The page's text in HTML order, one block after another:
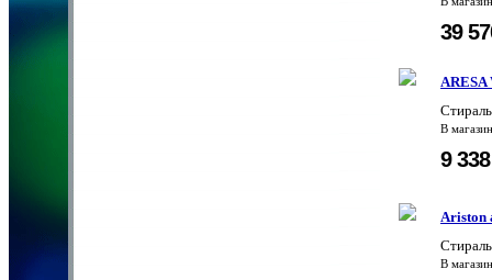
39
ARESA
В
9
Ariston
В